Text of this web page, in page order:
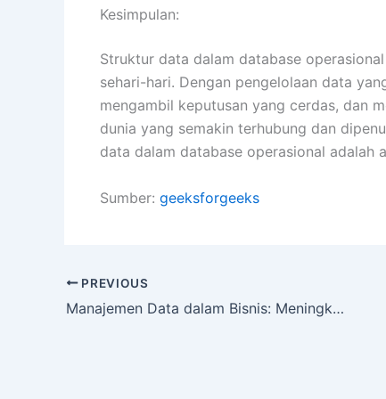
Kesimpulan:
Struktur data dalam database
sehari-hari. Dengan pengelolaan data
mengambil keputusan yang cerdas, dan
dunia yang semakin terhubung dan
data dalam database operasional adalah
Sumber: geeksforgeeks
PREVIOUS
Manajemen Data dalam Bisnis: Meningkatkan Efisiensi Melalui Database Operasional